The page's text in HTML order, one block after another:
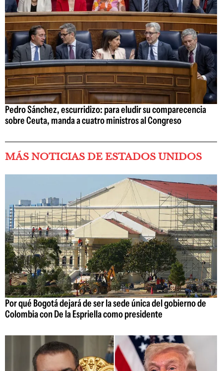
Pedro Sánchez, escurridizo: para eludir su comparecencia
sobre Ceuta, manda a cuatro ministros al Congreso
MÁS NOTICIAS DE ESTADOS UNIDOS
Por qué Bogotá dejará de ser la sede única del gobierno de
Colombia con De la Espriella como presidente